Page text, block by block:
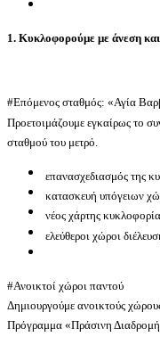
1. Κυκλοφορούμε με άνεση
#Επόμενος σταθμός: «Αγία
Προετοιμάζουμε εγκαίρως το
σταθμού του μετρό.
επανασχεδιασμός της
κατασκευή υπόγειων
νέος χάρτης
ελεύθεροι χώροι
#Ανοικτοί χώροι παντού
Δημιουργούμε ανοικτούς
Πρόγραμμα «Πράσινη Διαδρομή